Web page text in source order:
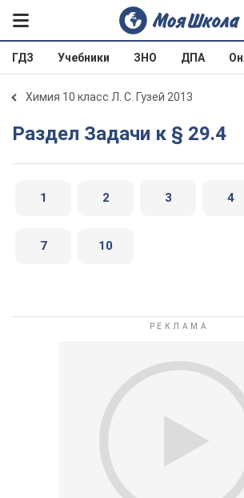
ГДЗ Учебники ЗНО ДПА
Химия 10 класс Л. С. Гузей 2013
Раздел Задачи к § 29.4
1 2 3 4
7 10